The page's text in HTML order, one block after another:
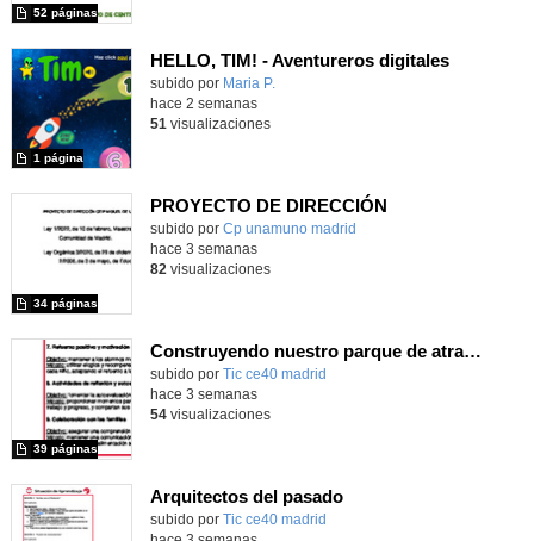
52 páginas
HELLO, TIM! - Aventureros digitales
Contenido educativo.
subido por Maria P.
1 página
hace 2 semanas
51 visualizaciones
PROYECTO DE DIRECCIÓN
Contenido educativo.
subido por Cp unamuno madrid
34 páginas
hace 3 semanas
82 visualizaciones
Construyendo nuestro parque de atracciones
subido por Tic ce40 madrid
39 páginas
hace 3 semanas
54visualizaciones
Arquitectos del pasado
subido por Tic ce40 madrid